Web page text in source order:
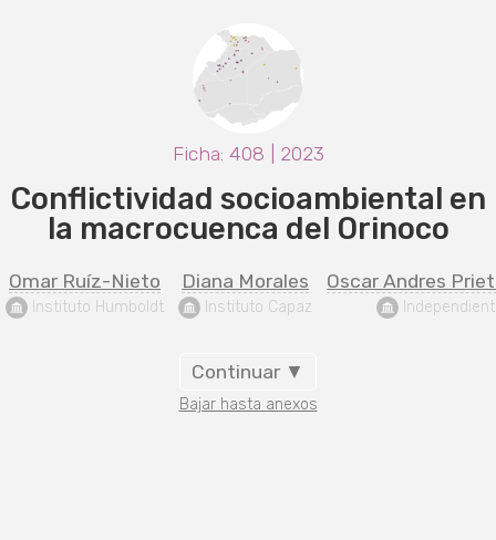
Ficha: 408 | 2023
Conflictividad socioambiental en
la macrocuenca del Orinoco
Omar Ruíz-Nieto
Instituto Humboldt
Diana Morales
Instituto Capaz
Oscar Andres
Continuar ▼
Bajar hasta anexos